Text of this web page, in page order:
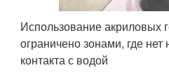
Использование акриловых
ограничено зонами, где нет
контакта с водой